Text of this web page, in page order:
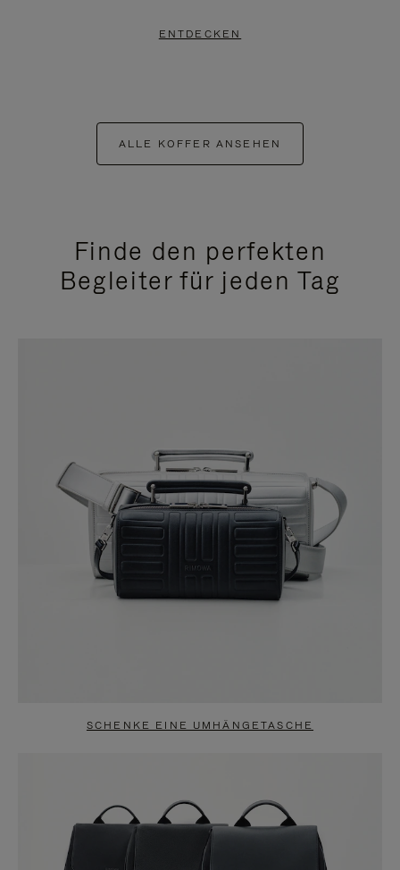
ENTDECKEN
ALLE KOFFER ANSEHEN
Finde den perfekten
Begleiter für jeden Tag
SCHENKE EINE UMHÄNGETASCHE